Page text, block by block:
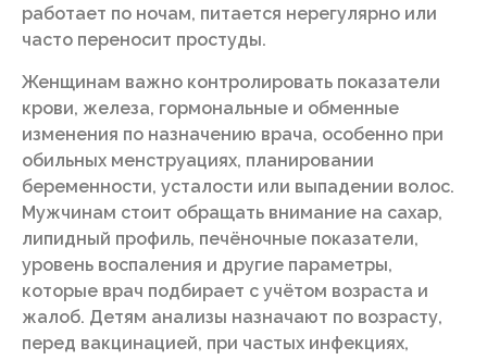
работает по ночам, питается нерегулярно или
часто переносит простуды.
Женщинам важно контролировать показатели
крови, железа, гормональные и обменные
изменения по назначению врача, особенно при
обильных менструациях, планировании
беременности, усталости или выпадении волос.
Мужчинам стоит обращать внимание на сахар,
липидный профиль, печёночные показатели,
уровень воспаления и другие параметры,
которые врач подбирает с учётом возраста и
жалоб. Детям анализы назначают по возрасту,
перед вакцинацией, при частых инфекциях,